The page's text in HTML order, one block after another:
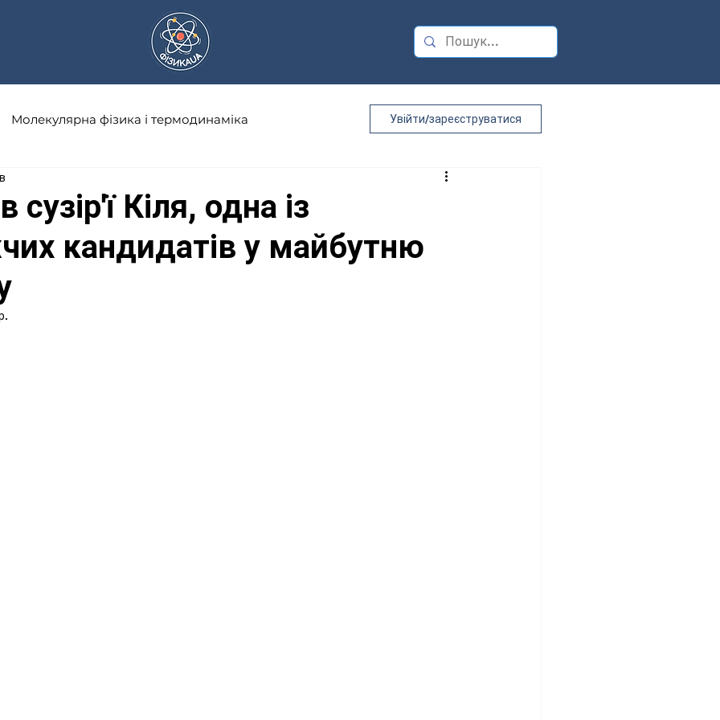
Молекулярна фізика і термодинаміка
Оптика Електричний струм
Увійти/зареєструватися
сузір'ї Кіля, одна із
кандидатів у майбутню